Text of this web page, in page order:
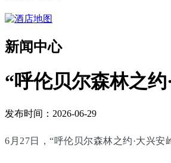
新闻中心
“呼伦贝尔森林之
发布时间：2026-06-29
6月27日，“呼伦贝尔森林之约·大兴安